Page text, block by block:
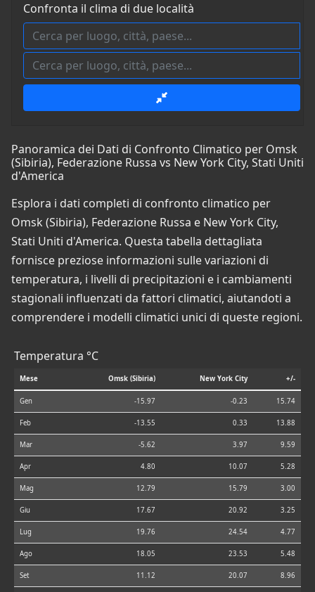
Confronta il clima di due località
Panoramica dei Dati di Confronto Climatico per Omsk
(Sibiria), Federazione Russa vs New York City, Stati Uniti
d'America
Esplora i dati completi di confronto climatico per
Omsk (Sibiria), Federazione Russa e New York City,
Stati Uniti d'America. Questa tabella dettagliata
fornisce preziose informazioni sulle variazioni di
temperatura, i livelli di precipitazioni e i cambiamenti
stagionali influenzati da fattori climatici, aiutandoti a
comprendere i modelli climatici unici di queste regioni.
Temperatura °C
Mese Omsk (Sibiria) New York City +/-
Gen -15.97 -0.23 15.74
Feb -13.55 0.33 13.88
Mar -5.62 3.97 9.59
Apr 4.80 10.07 5.28
Mag 12.79 15.79 3.00
Giu 17.67 20.92 3.25
Lug 19.76 24.54 4.77
Ago 18.05 23.53 5.48
Set 11.12 20.07 8.96